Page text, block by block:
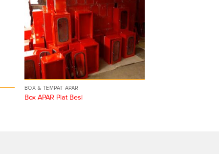
BOX & TEMPAT APAR
Box APAR Plat Besi